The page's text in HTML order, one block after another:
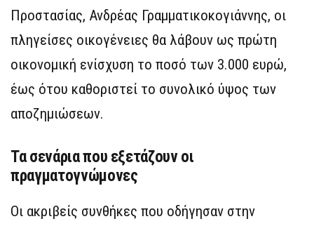
Προστασίας, Ανδρέας Γραμματικοκογιάννης, οι
πληγείσες οικογένειες θα λάβουν ως πρώτη
οικονομική ενίσχυση το ποσό των 3.000 ευρώ,
έως ότου καθοριστεί το συνολικό ύψος των
αποζημιώσεων.
Τα σενάρια που εξετάζουν οι
πραγματογνώμονες
Οι ακριβείς συνθήκες που οδήγησαν στην